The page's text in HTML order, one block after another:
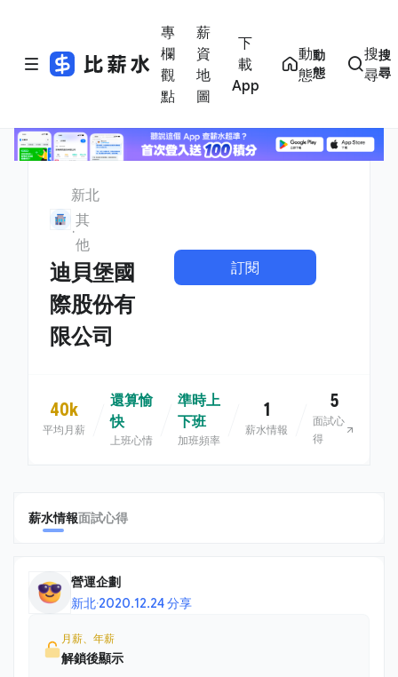
專
欄
觀
點
薪
資
地
圖
下
載
App
動
態
動
態
搜
尋
搜
尋
新北
其
他
迪貝堡國
際股份有
限公司
訂閱
40k
平均月薪
還算愉
快
上班心情
準時上
下班
加班頻率
1
薪水情報
5
面試心
得
薪水情報面試心得
營運企劃
新北·2020.12.24 分享
月薪、年薪
解鎖後顯示